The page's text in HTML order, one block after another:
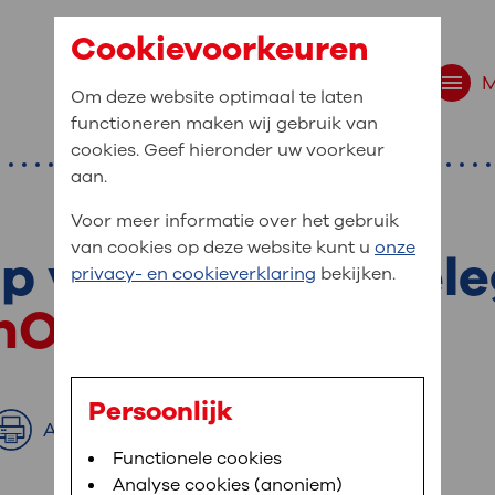
navigatie
bent u naar op
Bloedafname,MijnOLVG,Digitalisering
medische gegevens
In MijnOLVG kunt u uw medische
het u uitkomt. OLVG breidt MijnOLVG
voor stap
Afdrukken
Cookievoorkeuren
Om deze website optimaal te laten
functioneren maken wij gebruik van
cookies. Geef hieronder uw voorkeur
aan.
Voor meer informatie over het gebruik
van cookies op deze website kunt u onze
privacy- en cookieverklaring bekijken.
Persoonlijk
Functionele cookies
Analyse cookies (anoniem)